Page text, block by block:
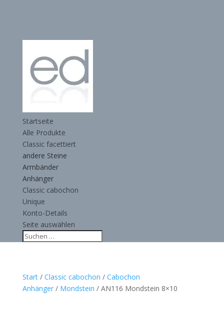
Startseite
Alle Produkte
Classic facettiert
andere Steine
Armbänder
Anhänger
Classic cabochon
Unique
Konto-Details
Seite auswählen
Start/ Classic cabochon / Cabochon
Anhänger/ Mondstein / AN116 Mondstein 8×10